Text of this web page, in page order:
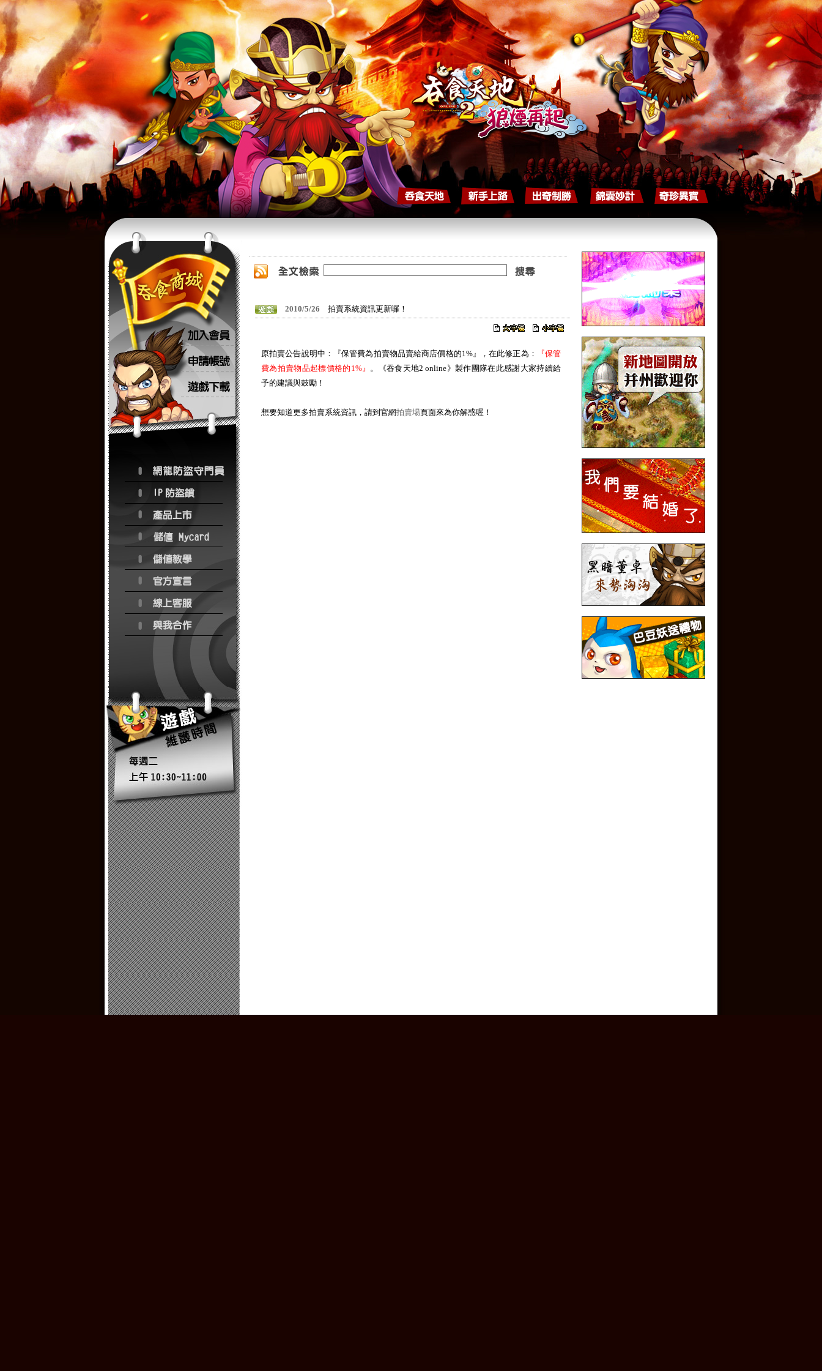
2010/5/26 拍賣系統資訊更新囉！
原拍賣公告說明中：『保管費為拍賣物品賣給商店價格的1%』，在此修正為：
『保管
費為拍賣物品起標價格的1%』 。《吞食天地2 online》製作團隊在此感謝大家持續給
予的建議與鼓勵！
想要知道更多拍賣系統資訊，請到官網拍賣場頁面來為你解惑喔！